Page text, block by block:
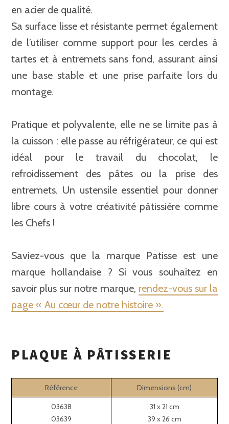
en acier de qualité.
Sa surface lisse et résistante permet également
de l’utiliser comme support pour les cercles à
tartes et à entremets sans fond, assurant ainsi
une base stable et une prise parfaite lors du
montage.
Pratique et polyvalente, elle ne se limite pas à
la cuisson : elle passe au réfrigérateur, ce qui est
idéal pour le travail du chocolat, le
refroidissement des pâtes ou la prise des
entremets. Un ustensile essentiel pour donner
libre cours à votre créativité pâtissière comme
les Chefs !
Saviez-vous que la marque Patisse est une
marque hollandaise ? Si vous souhaitez en
savoir plus sur notre marque, rendez-vous sur la
page « Au cœur de notre histoire ».
PLAQUE À PÂTISSERIE
Référence Dimensions (cm)
03638
03639
31 x 21 cm
39 x 26 cm